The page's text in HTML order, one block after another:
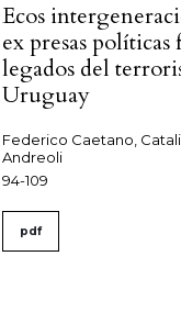
Ecos
ex presas políticas
legados del
Uruguay
Federico Caetano,
Andreoli
94-109
pdf